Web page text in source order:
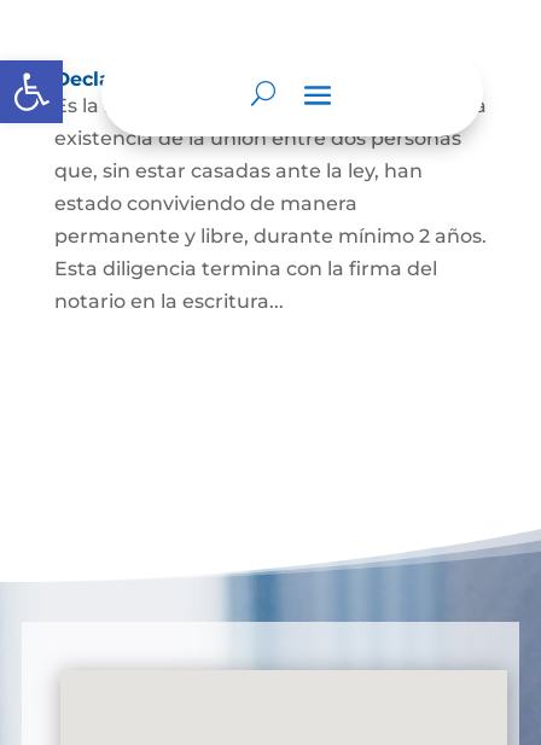
Abrir barra de herramientas
Declaración de Unión Marital de Hecho
Es la manifestación ante juez o notario de la
existencia de la unión entre dos personas
que, sin estar casadas ante la ley, han
estado conviviendo de manera
permanente y libre, durante mínimo 2 años.
Esta diligencia termina con la firma del
notario en la escritura...